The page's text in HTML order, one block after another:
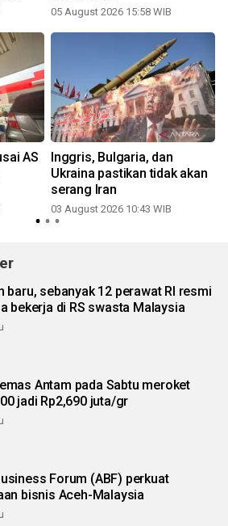
05 August 2026 15:58 WIB
AS
Inggris, Bulgaria, dan
Ukraina pastikan tidak akan
serang Iran
03 August 2026 10:43 WIB
baru, sebanyak 12 perawat RI resmi
bekerja di RS swasta Malaysia
Antam pada Sabtu meroket
jadi Rp2,690 juta/gr
Forum (ABF) perkuat
bisnis Aceh-Malaysia